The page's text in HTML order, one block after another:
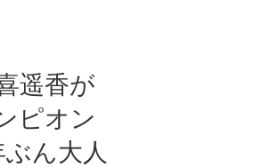
遥香が
ピオン
ん大人